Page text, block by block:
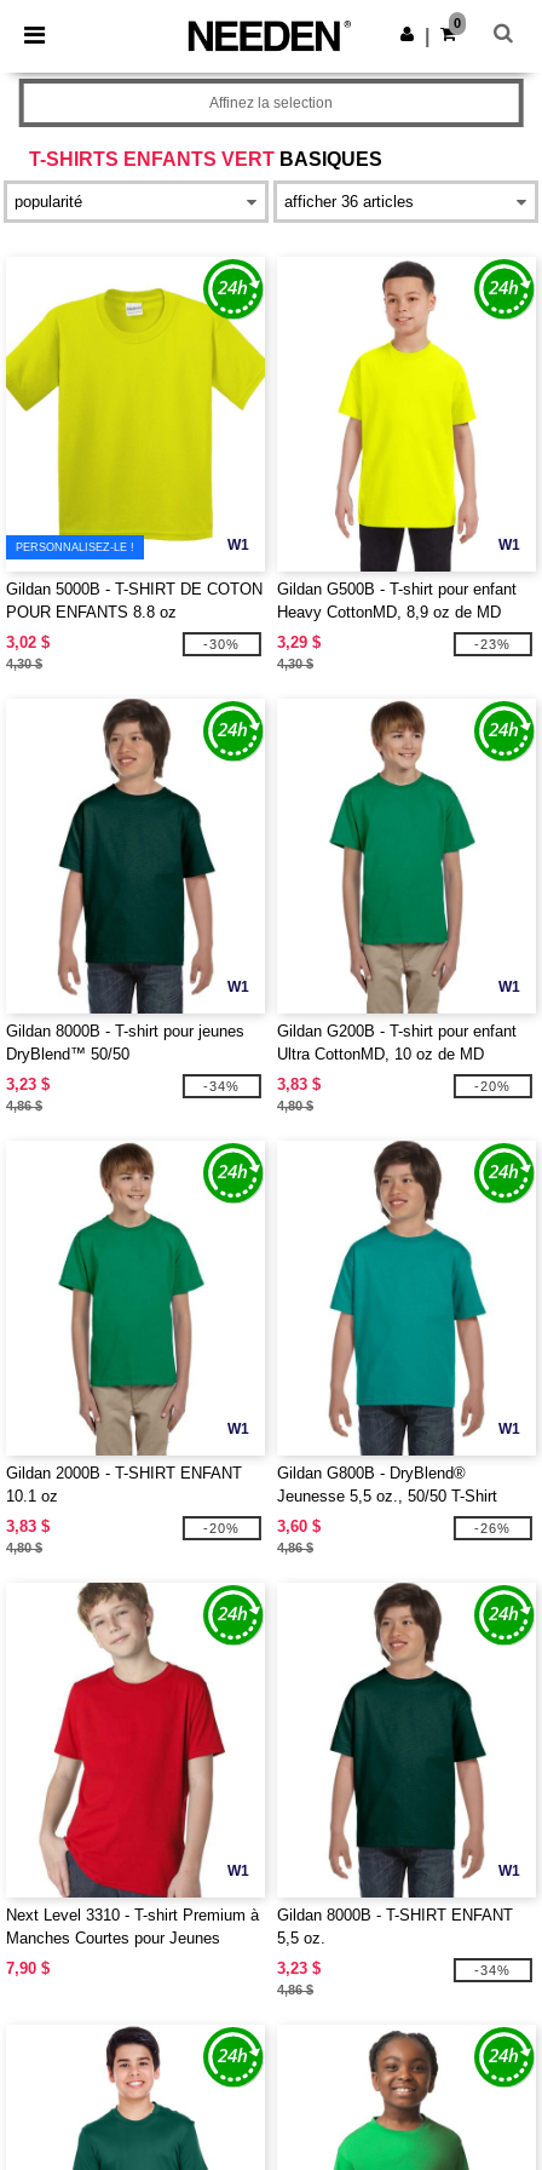
× Appli Needen
Meilleurs prix sur l’app !
Obtenir l'appli
0
T-SHIRTS ENFANTS VERT BASIQUES
Affinez la selection
W1
PERSONNALISEZ-LE !
Gildan 5000B - T-SHIRT DE COTON
POUR ENFANTS 8.8 oz
3,02 $
4,30 $
-30%
W1
Gildan G500B - T-shirt pour enfant
Heavy CottonMD, 8,9 oz de MD
(5000B)
3,29 $
4,30 $
-23%
W1
Gildan 8000B - T-shirt pour jeunes
DryBlend™ 50/50
3,23 $
4,86 $
-34%
W1
Gildan G200B - T-shirt pour enfant
Ultra CottonMD, 10 oz de MD
(2000B)
3,83 $
4,80 $
-20%
W1
Gildan 2000B - T-SHIRT ENFANT
10.1 oz
3,83 $
4,80 $
-20%
W1
Gildan G800B - DryBlend®
Jeunesse 5,5 oz., 50/50 T-Shirt
3,60 $
4,86 $
-26%
W1
Next Level 3310 - T-shirt Premium à
Manches Courtes pour Jeunes
7,90 $
W1
Gildan 8000B - T-SHIRT ENFANT
5,5 oz.
3,23 $
4,86 $
-34%